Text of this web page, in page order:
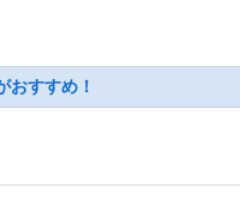
おすすめ！